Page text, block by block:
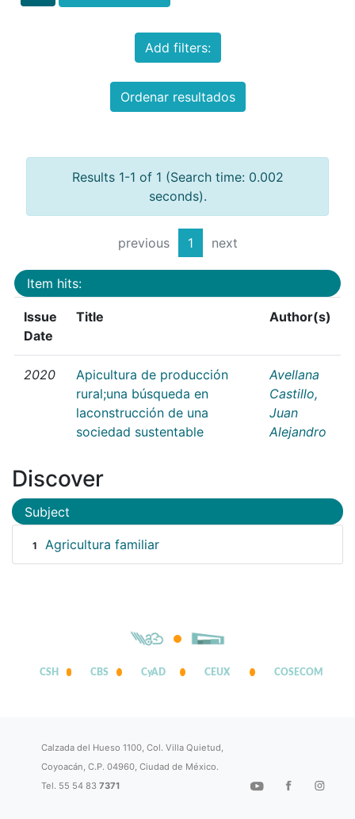
Add filters:
Ordenar resultados
Results 1-1 of 1 (Search time: 0.002
seconds).
previous 1 next
Item hits:
Issue
Date
Title Author(s)
2020
Apicultura de producción
rural;una búsqueda en
laconstrucción de una
sociedad sustentable
Avellana
Castillo,
Juan
Alejandro
Discover
Subject
1 Agricultura familiar
CSH CBS CyAD CEUX COSECOM
Calzada del Hueso 1100, Col. Villa Quietud,
Coyoacán, C.P. 04960, Ciudad de México.
Tel. 55 54 837371